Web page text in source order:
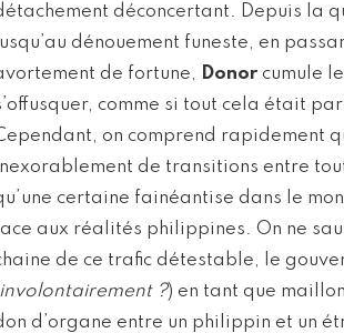
déconcertant. Depuis la
dénouement funeste, en
de fortune, Donorcumule
comme si tout cela était
on comprend rapidement
de transitions entre
certaine fainéantise dans le
aux réalités philippines. On ne
de ce trafic détestable, le
involontairement ?) en tant que
d’organe entre un philippin et un